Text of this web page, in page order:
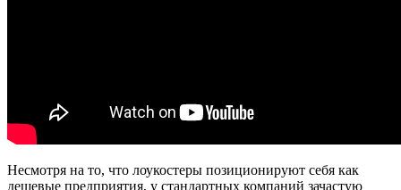
Несмотря на то, что лоукостеры позиционируют себя как
дешевые предприятия, у стандартных компаний зачастую